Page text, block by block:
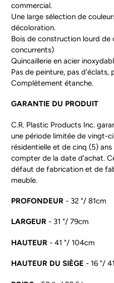
commercial.
Une large sélection de
décoloration.
Bois de construction lourd de
concurrents)
Quincaillerie en acier
Pas de peinture, pas d'éclats,
Complètement étanche.
GARANTIE DU PRODUIT
C.R. Plastic Products Inc.
une période limitée de vingt-
résidentielle et de cinq (5)
compter de la date d'achat.
défaut de fabrication et de
meuble.
PROFONDEUR - 32 "/ 81cm
LARGEUR - 31 "/ 79cm
HAUTEUR - 41 "/ 104cm
HAUTEUR DU SIÈGE - 16 "/